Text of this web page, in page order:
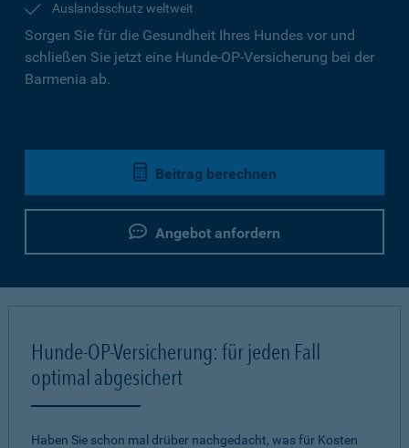
Auslandsschutz weltweit
Sorgen Sie für die Gesundheit Ihres Hundes vor und
schließen Sie jetzt eine Hunde-OP-Versicherung bei der
Barmenia ab.
Beitrag berechnen
Angebot anfordern
Hunde-OP-Versicherung: für jeden Fall
optimal abgesichert
Haben Sie schon mal drüber nachgedacht, was für Kosten